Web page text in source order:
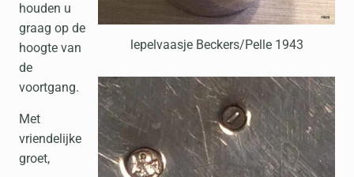
lepelvaasje Beckers/Pelle 1943
houden u
graag op de
hoogte van
de
voortgang.
Met
vriendelijke
groet,